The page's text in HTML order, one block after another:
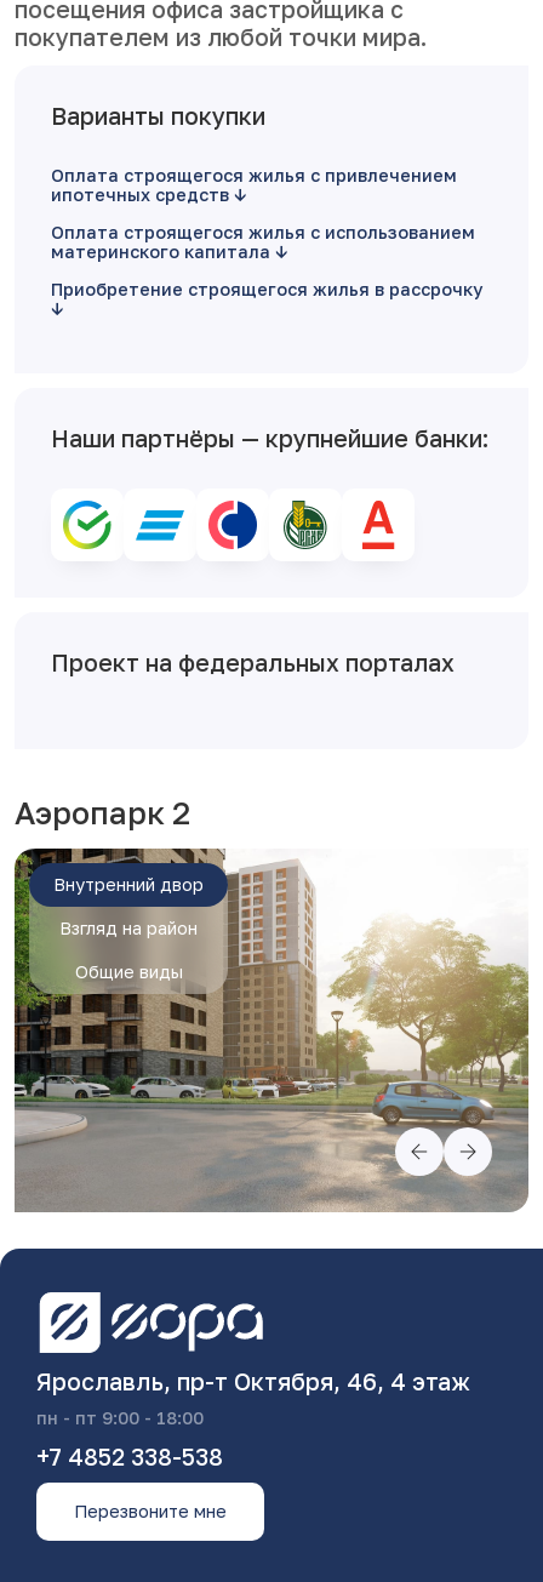
посещения офиса застройщика с
покупателем из любой точки мира.
Варианты покупки
Оплата строящегося жилья с привлечением
ипотечных средств
Оплата строящегося жилья с использованием
материнского капитала
Приобретение строящегося жилья в рассрочку
Наши партнёры — крупнейшие банки:
Проект на федеральных порталах
Аэропарк 2
Внутренний двор
Взгляд на район
Общие виды
Ярославль, пр-т Октября, 46, 4 этаж
пн - пт 9:00 - 18:00
+7 4852 338-538
Перезвоните мне